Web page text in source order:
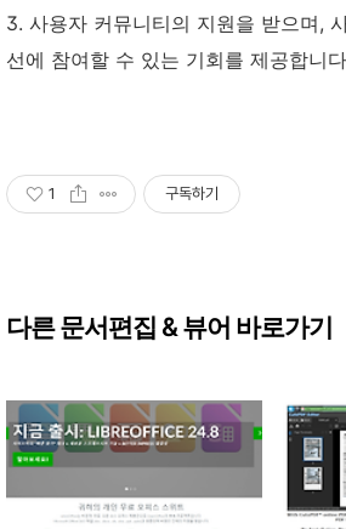
3. 사용자 커뮤니티의 지원을 받으며,
선에 참여할 수 있는 기회를 제공합니
1 구독하기
다른 문서편집 & 뷰어 바로가기